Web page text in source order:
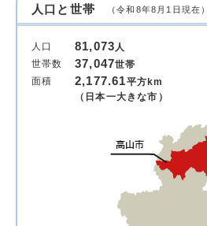
人口と世帯 （令和8年8月1日現在）
人口 81,073人
世帯数
37,047世帯
面積
2,177.61平方km
（日本一大きな市）